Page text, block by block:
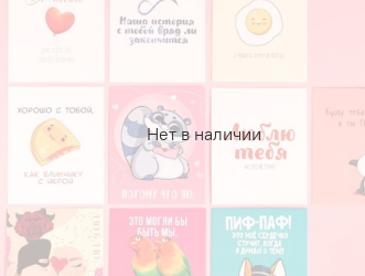
Нет в наличии